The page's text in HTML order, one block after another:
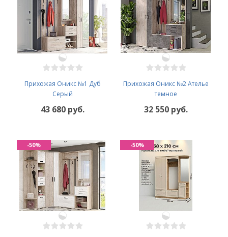
Прихожая Оникс №1 Дуб
Серый
43 680 руб.
Прихожая Оникс №2 Ателье
темное
32 550 руб.
-50% -50%